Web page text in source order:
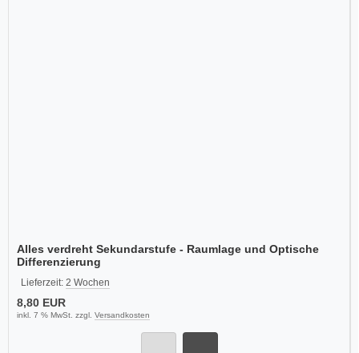
Alles verdreht Sekundarstufe - Raumlage und Optische
Differenzierung
Lieferzeit: 2 Wochen
8,80 EUR
inkl. 7 % MwSt. zzgl. Versandkosten